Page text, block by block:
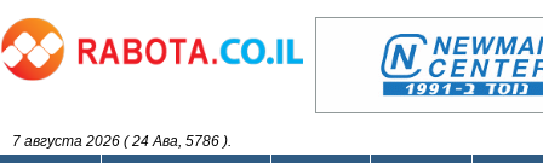
7 августа 2026 ( 24 Ава, 5786 ).